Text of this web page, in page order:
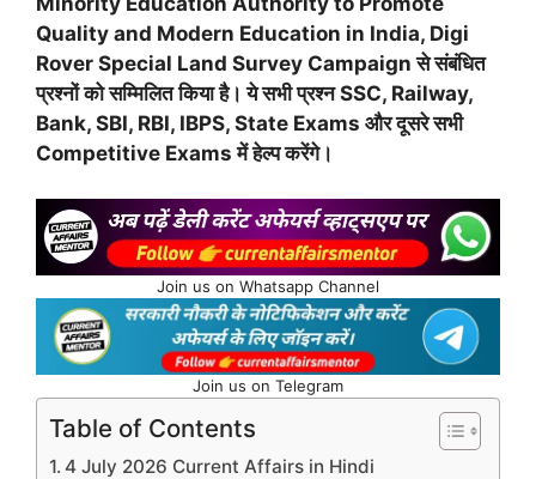
Quality and Modern Education in India, Digi
Rover Special Land Survey Campaign से संबंधित
प्रश्नों को सम्मिलित किया है। ये सभी प्रश्न SSC, Railway,
Bank, SBI, RBI, IBPS, State Exams और दूसरे सभी
Competitive Exams में हेल्प करेंगे।
Join us on Whatsapp Channel
Join us on Telegram
Table of Contents
4 July 2026 Current Affairs in Hindi